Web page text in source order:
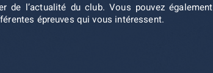
de l’actualité du club. Vous pouvez également
épreuves qui vous intéressent.